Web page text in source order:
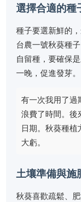
選擇合適的種
種子要選新鮮的
台農一號秋葵種
自留種，要確保
一晚，促進發芽。
有一次我用了過
浪費了時間。後
日期。秋葵種
大虧。
土壤準備與施
秋葵喜歡疏鬆、